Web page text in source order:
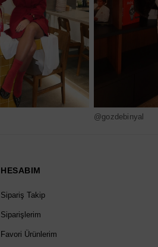
@gozdebinyal
HESABIM
Sipariş Takip
Siparişlerim
Favori Ürünlerim